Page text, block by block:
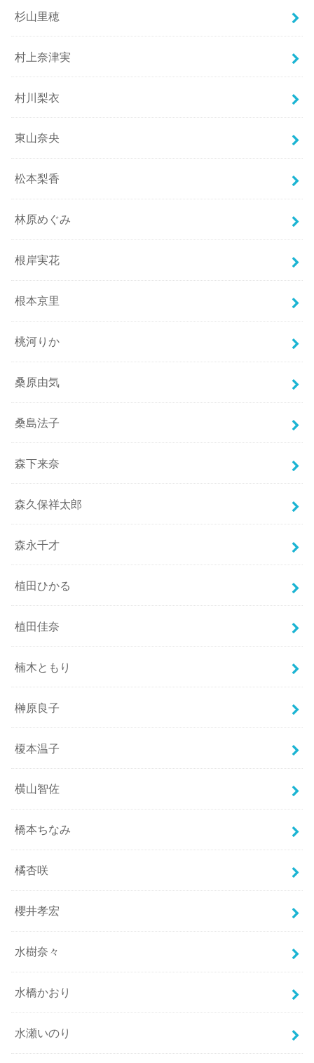
杉山里穂
村上奈津実
村川梨衣
東山奈央
松本梨香
林原めぐみ
根岸実花
根本京里
桃河りか
桑原由気
桑島法子
森下来奈
森久保祥太郎
森永千才
植田ひかる
植田佳奈
楠木ともり
榊原良子
榎本温子
横山智佐
橋本ちなみ
橘杏咲
櫻井孝宏
水樹奈々
水橋かおり
水瀬いのり